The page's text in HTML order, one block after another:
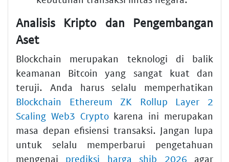
Analisis Kripto dan Pengembangan
Aset
Blockchain merupakan teknologi di balik
keamanan Bitcoin yang sangat kuat dan
teruji. Anda harus selalu memperhatikan
Blockchain Ethereum ZK Rollup Layer 2
Scaling Web3 Cryptokarena ini merupakan
masa depan efisiensi transaksi. Jangan lupa
untuk selalu memperbarui pengetahuan
mengenai prediksi harga shib 2026 agar